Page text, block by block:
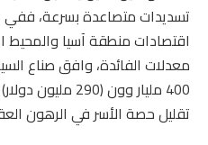
تسديدات متصاعدة بسرعة، ففي
اقتصادات منطقة آسيا والمحيط
معدلات الفائدة، وافق صناع
400 مليار وون
تقليل حصة الأسر في الرهون